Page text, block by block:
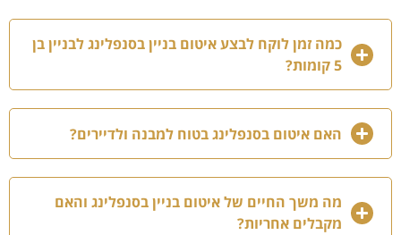
כמה זמן לוקח לבצע איטום בניין בסנפלינג לבניין בן
5 קומות?
האם איטום בסנפלינג בטוח למבנה ולדיירים?
מה משך החיים של איטום בניין בסנפלינג והאם
מקבלים אחריות?